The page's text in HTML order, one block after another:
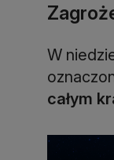
W
całym